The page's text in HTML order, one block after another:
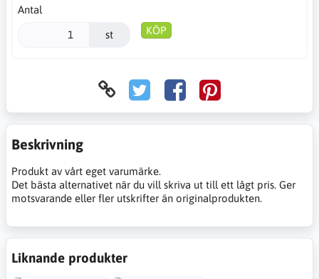
Antal
st KÖP
Beskrivning
Produkt av vårt eget varumärke.
Det bästa alternativet när du vill skriva ut till ett lågt pris. Ger
motsvarande eller fler utskrifter än originalprodukten.
Liknande produkter